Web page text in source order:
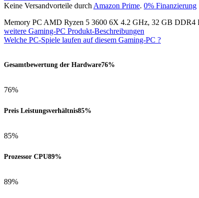
Keine Versandvorteile durch Amazon Prime. 0% Finanzierung
Memory PC AMD Ryzen 5 3600 6X 4.2 GHz, 32 GB
weitere Gaming-PC Produkt-Beschreibungen
Welche PC-Spiele laufen auf diesem Gaming-PC ?
Gesamtbewertung der Hardware76%
76%
Preis Leistungsverhältnis85%
85%
Prozessor CPU89%
89%